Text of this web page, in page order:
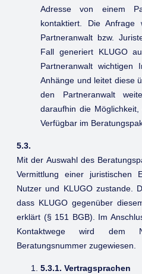
Adresse von einem
kontaktiert. Die
Partneranwalt bzw.
Fall generiert KLUGO
Partneranwalt wichtigen
Anhänge und leitet diese
den Partneranwalt
daraufhin die
Verfügbar im
5.3.
Mit der Auswahl des
Vermittlung einer juristischen
Nutzer und KLUGO zustande.
dass KLUGO gegenüber
erklärt (§ 151 BGB). Im
Kontaktwege wird dem
Beratungsnummer zugewiesen.
5.3.1. Vertragsprachen